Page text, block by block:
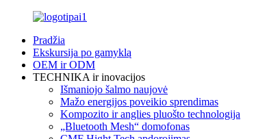
Pradžia
Ekskursija po gamyklą
OEM ir ODM
TECHNIKA ir inovacijos
Išmaniojo šalmo naujovė
Mažo energijos poveikio sprendimas
Kompozito ir anglies pluošto technologija
„Bluetooth Mesh“ domofonas